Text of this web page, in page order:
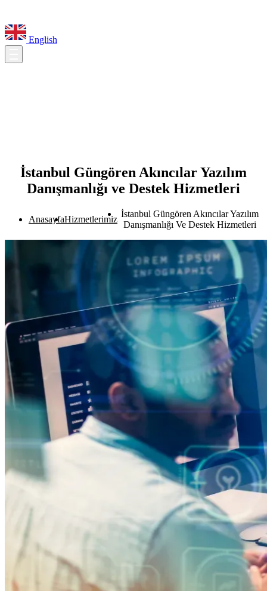
English
İstanbul Güngören Akıncılar Yazılım
Danışmanlığı ve Destek Hizmetleri
AnasayfaHizmetlerimiz
İstanbul Güngören Akıncılar Yazılım
Danışmanlığı Ve Destek Hizmetleri